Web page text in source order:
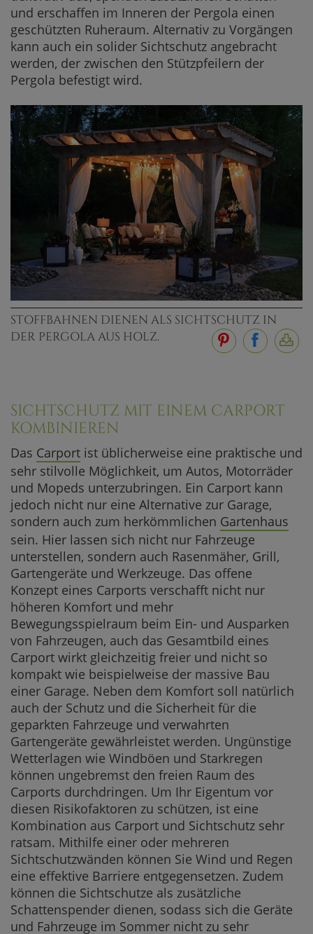
und erschaffen im Inneren der Pergola einen
geschützten Ruheraum. Alternativ zu Vorgängen
kann auch ein solider Sichtschutz angebracht
werden, der zwischen den Stützpfeilern der
Pergola befestigt wird.
STOFFBAHNEN DIENEN ALS SICHTSCHUTZ IN
DER PERGOLA AUS HOLZ.
SICHTSCHUTZ MIT EINEM CARPORT
KOMBINIEREN
Das Carport ist üblicherweise eine praktische und
sehr stilvolle Möglichkeit, um Autos, Motorräder
und Mopeds unterzubringen. Ein Carport kann
jedoch nicht nur eine Alternative zur Garage,
sondern auch zum herkömmlichen Gartenhaus
sein. Hier lassen sich nicht nur Fahrzeuge
unterstellen, sondern auch Rasenmäher, Grill,
Gartengeräte und Werkzeuge. Das offene
Konzept eines Carports verschafft nicht nur
höheren Komfort und mehr
Bewegungsspielraum beim Ein- und Ausparken
von Fahrzeugen, auch das Gesamtbild eines
Carport wirkt gleichzeitig freier und nicht so
kompakt wie beispielweise der massive Bau
einer Garage. Neben dem Komfort soll natürlich
auch der Schutz und die Sicherheit für die
geparkten Fahrzeuge und verwahrten
Gartengeräte gewährleistet werden. Ungünstige
Wetterlagen wie Windböen und Starkregen
können ungebremst den freien Raum des
Carports durchdringen. Um Ihr Eigentum vor
diesen Risikofaktoren zu schützen, ist eine
Kombination aus Carport und Sichtschutz sehr
ratsam. Mithilfe einer oder mehreren
Sichtschutzwänden können Sie Wind und Regen
eine effektive Barriere entgegensetzen. Zudem
können die Sichtschutze als zusätzliche
Schattenspender dienen, sodass sich die Geräte
und Fahrzeuge im Sommer nicht zu sehr